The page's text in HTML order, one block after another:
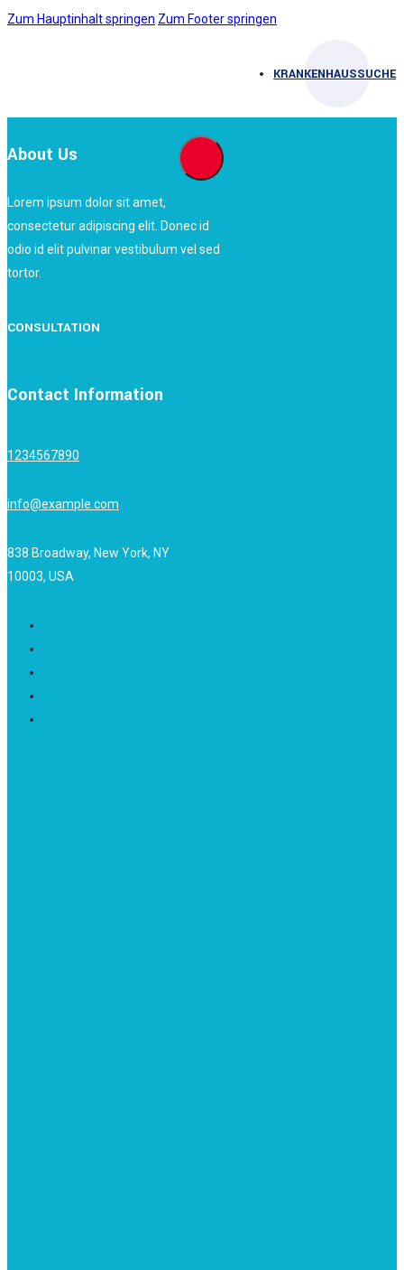
Zum Hauptinhalt springen Zum Footer springen
KRANKENHAUSSUCHE
About Us
Lorem ipsum dolor sit amet,
consectetur adipiscing elit. Donec id
odio id elit pulvinar vestibulum vel sed
tortor.
CONSULTATION
Contact Information
1234567890
info@example.com
838 Broadway, New York, NY
10003, USA